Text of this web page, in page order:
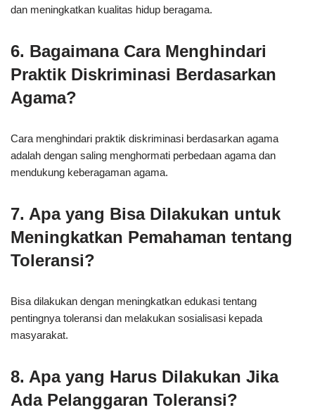
dan meningkatkan kualitas hidup beragama.
6. Bagaimana Cara Menghindari
Praktik Diskriminasi Berdasarkan
Agama?
Cara menghindari praktik diskriminasi berdasarkan agama
adalah dengan saling menghormati perbedaan agama dan
mendukung keberagaman agama.
7. Apa yang Bisa Dilakukan untuk
Meningkatkan Pemahaman tentang
Toleransi?
Bisa dilakukan dengan meningkatkan edukasi tentang
pentingnya toleransi dan melakukan sosialisasi kepada
masyarakat.
8. Apa yang Harus Dilakukan Jika
Ada Pelanggaran Toleransi?